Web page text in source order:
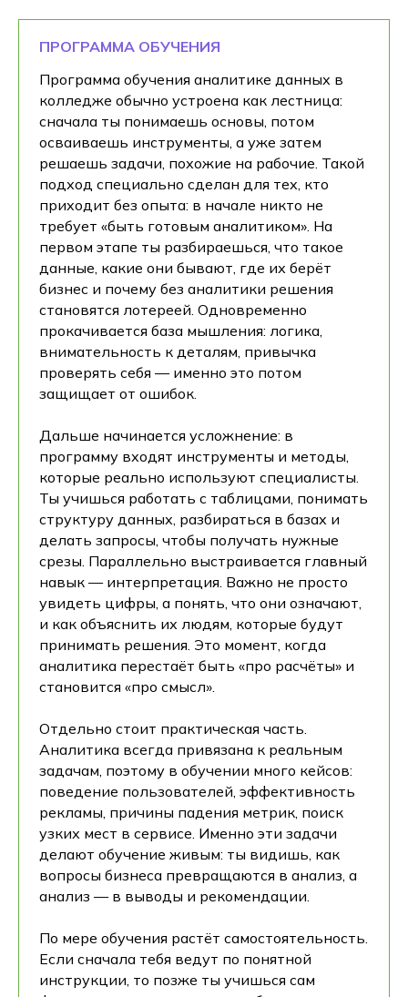
ПРОГРАММА ОБУЧЕНИЯ
Программа обучения аналитике данных в
колледже обычно устроена как лестница:
сначала ты понимаешь основы, потом
осваиваешь инструменты, а уже затем
решаешь задачи, похожие на рабочие. Такой
подход специально сделан для тех, кто
приходит без опыта: в начале никто не
требует «быть готовым аналитиком». На
первом этапе ты разбираешься, что такое
данные, какие они бывают, где их берёт
бизнес и почему без аналитики решения
становятся лотереей. Одновременно
прокачивается база мышления: логика,
внимательность к деталям, привычка
проверять себя — именно это потом
защищает от ошибок.
Дальше начинается усложнение: в
программу входят инструменты и методы,
которые реально используют специалисты.
Ты учишься работать с таблицами, понимать
структуру данных, разбираться в базах и
делать запросы, чтобы получать нужные
срезы. Параллельно выстраивается главный
навык — интерпретация. Важно не просто
увидеть цифры, а понять, что они означают,
и как объяснить их людям, которые будут
принимать решения. Это момент, когда
аналитика перестаёт быть «про расчёты» и
становится «про смысл».
Отдельно стоит практическая часть.
Аналитика всегда привязана к реальным
задачам, поэтому в обучении много кейсов:
поведение пользователей, эффективность
рекламы, причины падения метрик, поиск
узких мест в сервисе. Именно эти задачи
делают обучение живым: ты видишь, как
вопросы бизнеса превращаются в анализ, а
анализ — в выводы и рекомендации.
По мере обучения растёт самостоятельность.
Если сначала тебя ведут по понятной
инструкции, то позже ты учишься сам